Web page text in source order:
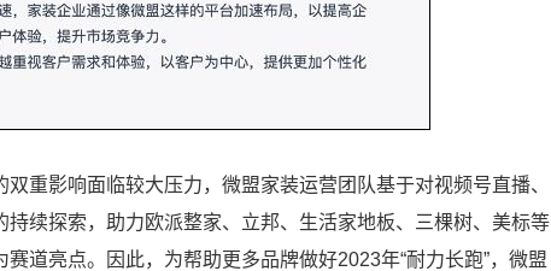
重影响面临较大压力，微盟家装运营团队基于对视频号直播、
续探索，助力欧派整家、立邦、生活家地板、三棵树、美标等
道亮点。因此，为帮助更多品牌做好2023年“耐力长跑”，微盟